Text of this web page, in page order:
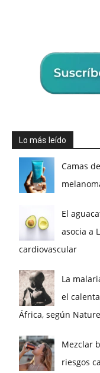
Lo más leído
Camas
El
asocia a
cardiovascular
La
el
África, según Nature
Mezclar
riesgos